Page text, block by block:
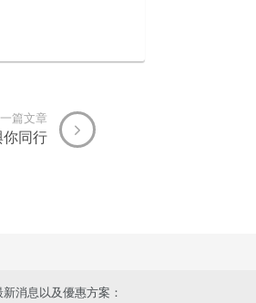
篇文章
同行
消息以及優惠方案：